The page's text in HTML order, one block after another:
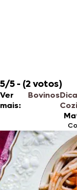
5/5 - (2 votos)
Ver
mais:
Bovinos